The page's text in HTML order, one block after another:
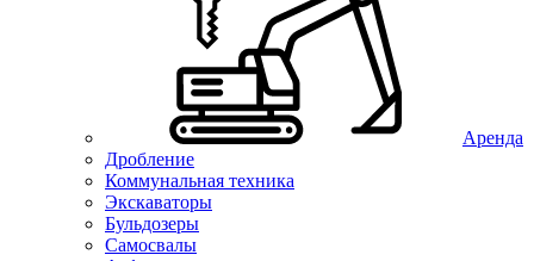
Аренда
Дробление
Коммунальная техника
Экскаваторы
Бульдозеры
Самосвалы